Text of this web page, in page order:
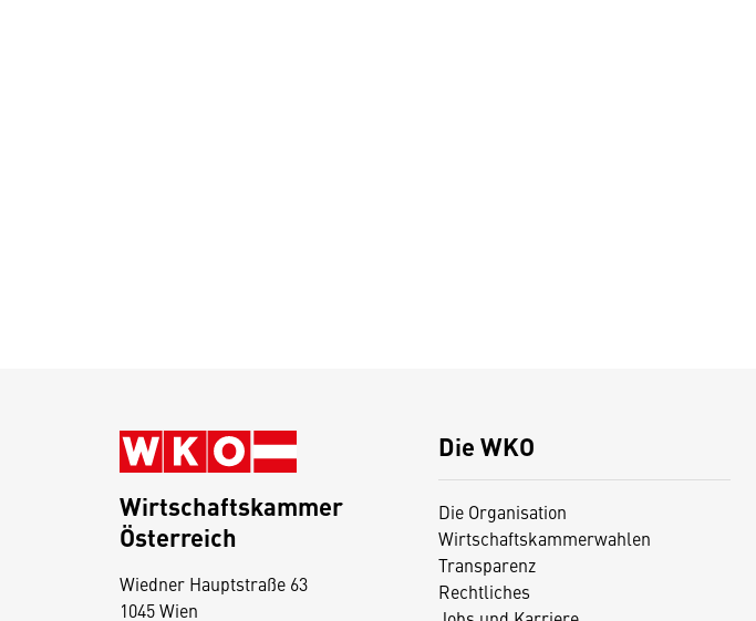
Die WKO
Die Organisation
Wirtschaftskammerwahlen
Transparenz
Rechtliches
Wirtschaftskammer
Österreich
Wiedner Hauptstraße 63
1045 Wien